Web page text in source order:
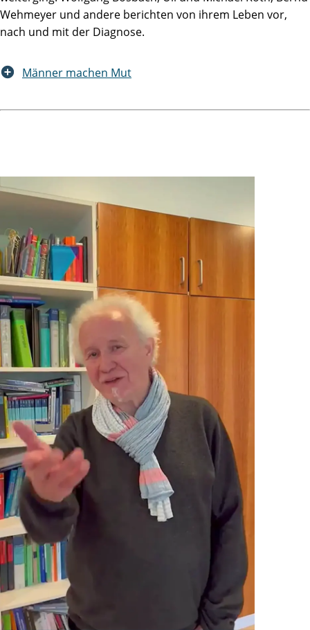
waren, durchführen zu lassen. Das Essen selber hat mir
immer sehr gut geschmeckt. So behielt Herr Professor Dr.
Schlomm, der mich, wie sein Vertreter auch, regelmäßig
der Op ist es im Grunde nur noch ein Hotelaufenthalt.“
Am folgenden Sonntag, also am sechsten Tag nach der
Abschlussgespräch und versorgt mit der Entlassungs- und
Nachsorge-Mappe, sowie einer Anleitung zur
Beckenboden-Gymnastik aus der Martini-Klinik entlassen.
Wieder einen Tag später teilte mir Frau Dr. Nagaraj mit,
dass die Feinschnitt-Untersuchung der Prostata die
Prognose von Herrn Professor Dr. Schlomm bestätigt habe
und ich als geheilt gelte. Vor mir lagen nun drei Wochen
Herbstferien, die ich zur Genesung nutzte, um am
21.10.2013 wieder zur Schule zu gehen. Bis heute habe ich
krankheitshalber nicht einen Tag fehlen müssen, die
Kontinenz war immer gut und ist heute nicht anders als vor
der Operation. Inzwischen hatte ich zwei
Nachsorgetermine, bei denen jeweils einen PSA-Wert von
0,01 gemessen wurde. „Mit diesem Befund“, so mein neuer
Hausarzt „können Sie hundert Jahre alt werden, wenn Sie
möchten.“ Welch eine wunderbare Perspektive!
Zusammenfassend sei gesagt: Ich wünsche niemandem die
Diagnose „Prostata-Krebs“, aber allen, die sich damit
auseinandersetzen müssen, eine Beratung und
Behandlung in der Martini-Klink, weil hier ärztliche
Operationskunst und Empathie gegenüber dem Patienten
auf höchstem Niveau eine Einheit bilden. Meines Erachtens
bleibt diese Aussage auch noch richtig, wenn der Abstand
zwischen Heimatort und Hamburg-Eppendorf groß ist,
denn einerseits gibt es Hotels als Unterkunft für nahe
Angehörige und andererseits sollte man in einer
schwierigen Lebenssituation immer die beste Alternative
Wehmeyer und andere berichten von ihrem Leben vor,
nach und mit der Diagnose.
Männer machen Mut